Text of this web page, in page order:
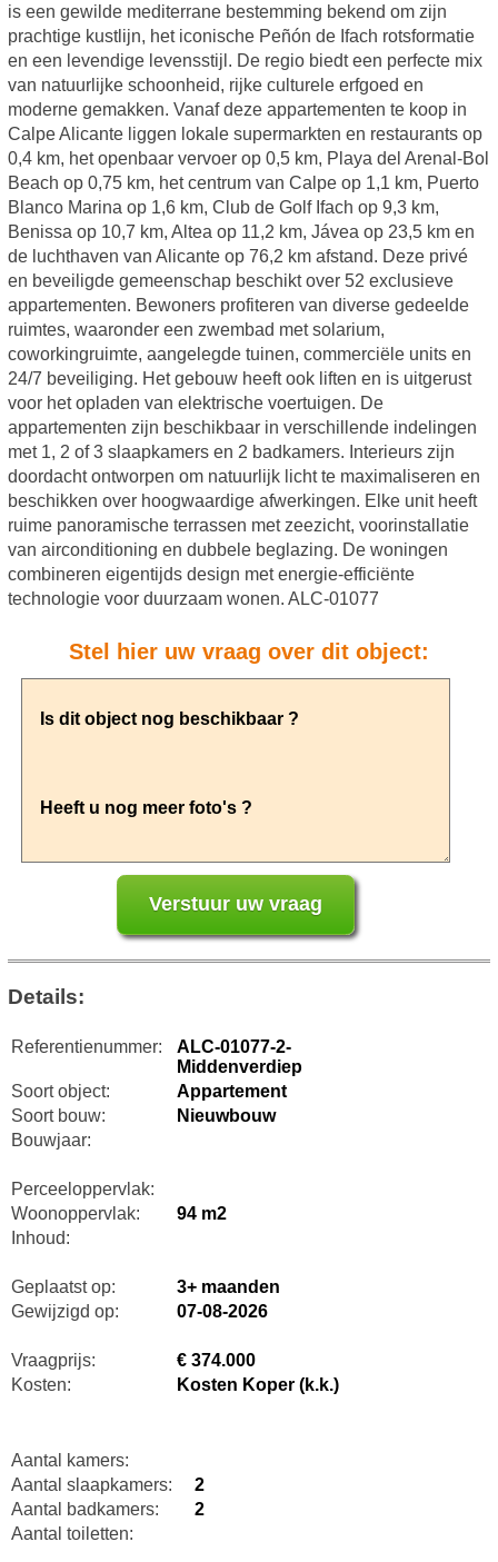
is een gewilde mediterrane bestemming bekend om zijn
prachtige kustlijn, het iconische Peñón de Ifach rotsformatie
en een levendige levensstijl. De regio biedt een perfecte mix
van natuurlijke schoonheid, rijke culturele erfgoed en
moderne gemakken. Vanaf deze appartementen te koop in
Calpe Alicante liggen lokale supermarkten en restaurants op
0,4 km, het openbaar vervoer op 0,5 km, Playa del Arenal-Bol
Beach op 0,75 km, het centrum van Calpe op 1,1 km, Puerto
Blanco Marina op 1,6 km, Club de Golf Ifach op 9,3 km,
Benissa op 10,7 km, Altea op 11,2 km, Jávea op 23,5 km en
de luchthaven van Alicante op 76,2 km afstand. Deze privé
en beveiligde gemeenschap beschikt over 52 exclusieve
appartementen. Bewoners profiteren van diverse gedeelde
ruimtes, waaronder een zwembad met solarium,
coworkingruimte, aangelegde tuinen, commerciële units en
24/7 beveiliging. Het gebouw heeft ook liften en is uitgerust
voor het opladen van elektrische voertuigen. De
appartementen zijn beschikbaar in verschillende indelingen
met 1, 2 of 3 slaapkamers en 2 badkamers. Interieurs zijn
doordacht ontworpen om natuurlijk licht te maximaliseren en
beschikken over hoogwaardige afwerkingen. Elke unit heeft
ruime panoramische terrassen met zeezicht, voorinstallatie
van airconditioning en dubbele beglazing. De woningen
combineren eigentijds design met energie-efficiënte
technologie voor duurzaam wonen. ALC-01077
Stel hier uw vraag over dit object:
Details:
Referentienummer:
ALC-01077-2-
Middenverdiep
Soort object:
Appartement
Soort bouw:
Nieuwbouw
Bouwjaar:
Perceeloppervlak:
Woonoppervlak:
94 m2
Inhoud:
Geplaatst op:
3+ maanden
Gewijzigd op:
07-08-2026
Vraagprijs:
€ 374.000
Kosten:
Kosten Koper (k.k.)
Aantal kamers:
Aantal slaapkamers:
2
Aantal badkamers:
2
Aantal toiletten: